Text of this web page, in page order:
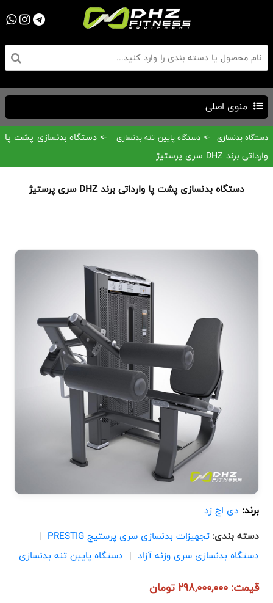
منوی اصلی
دستگاه بدنسازی ->دستگاه پایین تنه بدنسازی -> دستگاه بدنسازی پشت پا
وارداتی برند DHZ سری پرستیژ
دستگاه بدنسازی پشت پا وارداتی برند DHZ سری پرستیژ
برند: دی اچ زد
دسته بندی:تجهیزات بدنسازی سری پرستیج PRESTIG
|
دستگاه بدنسازی سری وزنه آزاد | دستگاه پایین تنه بدنسازی
قیمت: 298,000,000 تومان